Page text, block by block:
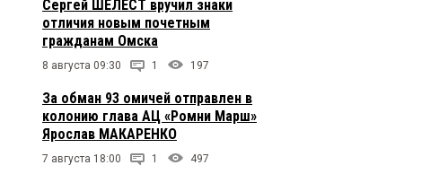
Сергей ШЕЛЕСТ вручил знаки
отличия новым почетным
гражданам Омска
8 августа 09:30 1 197
За обман 93 омичей отправлен в
колонию глава АЦ «Ромни Марш»
Ярослав МАКАРЕНКО
7 августа 18:00 1 497